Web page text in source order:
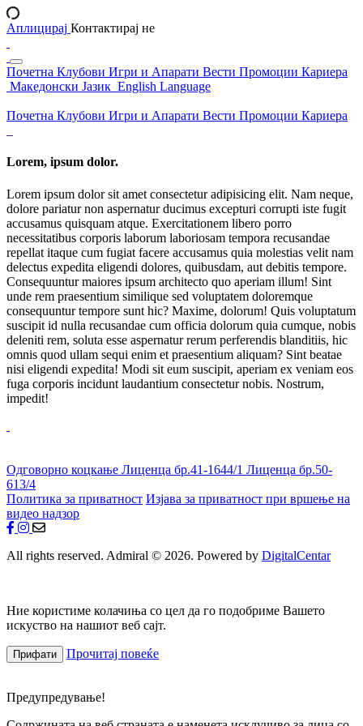
Аплицирај Контактирај не
Почетна Клубови Игри и Апарати Вести Промоции Кариера
Македонски Јазик English Language
Почетна Клубови Игри и Апарати Вести Промоции Кариера
Lorem, ipsum dolor.
Lorem ipsum dolor sit amet consectetur adipisicing elit. Nam neque,
dolore pariatur non aspernatur ducimus excepturi corrupti iste fugit
accusamus quisquam atque. Exercitationem libero porro
necessitatibus corporis laborum laboriosam tempora recusandae
repellat itaque cum fugiat facere accusamus quia molestias velit nam
delectus expedita eligendi dolores, quibusdam, aut debitis tempore.
Consequuntur maiores ipsum architecto quo aperiam illum! Sint
unde rem praesentium similique sed voluptatem doloremque
consequuntur tempore sunt hic? Maxime, dolorum! Quis voluptatum
suscipit id nulla recusandae cum officia dolorum quia cumque, nobis
deleniti rem, soluta esse aspernatur rerum perferendis blanditiis, hic
omnis quod ullam sequi enim et praesentium aliquam? Sint beatae
nisi eligendi expedita! Modi sit eum suscipit, aperiam ex veniam eos
fuga corporis incidunt laudantium consectetur nobis. Nostrum,
impedit!
Одговорно коцкање Лиценца бр.41-1644/1 Лиценца бр.50-
613/4
Политика за приватност Изјава за приватност при вршење на
видео надзор
All rights reserved. Admiral © 2026. Powered by DigitalCentar
Ние користиме колачиња со цел да го подобриме Вашето
искуство на нашиот веб сајт.
Прифати Прочитај повеќе
Предупредување!